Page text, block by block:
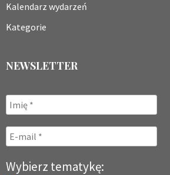
Kalendarz wydarzeń
Kategorie
NEWSLETTER
Wybierz tematykę: